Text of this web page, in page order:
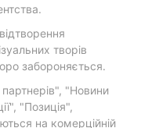
творів
забороняється.
"Новини
"Позиція",
на комерційній